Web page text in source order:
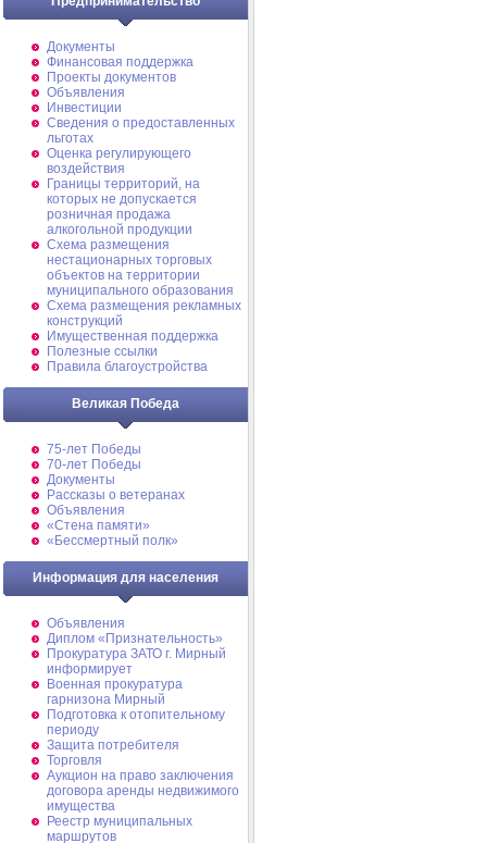
Документы
Финансовая поддержка
Проекты документов
Объявления
Инвестиции
Сведения о предоставленных
льготах
Оценка регулирующего
воздействия
Границы территорий, на
которых не допускается
розничная продажа
алкогольной продукции
Схема размещения
нестационарных торговых
объектов на территории
муниципального образования
Схема размещения рекламных
конструкций
Имущественная поддержка
Полезные ссылки
Правила благоустройства
Великая Победа
75-лет Победы
70-лет Победы
Документы
Рассказы о ветеранах
Объявления
«Стена памяти»
«Бессмертный полк»
Информация для населения
Объявления
Диплом «Признательность»
Прокуратура ЗАТО г. Мирный
информирует
Военная прокуратура
гарнизона Мирный
Подготовка к отопительному
периоду
Защита потребителя
Торговля
Аукцион на право заключения
договора аренды недвижимого
имущества
Реестр муниципальных
маршрутов